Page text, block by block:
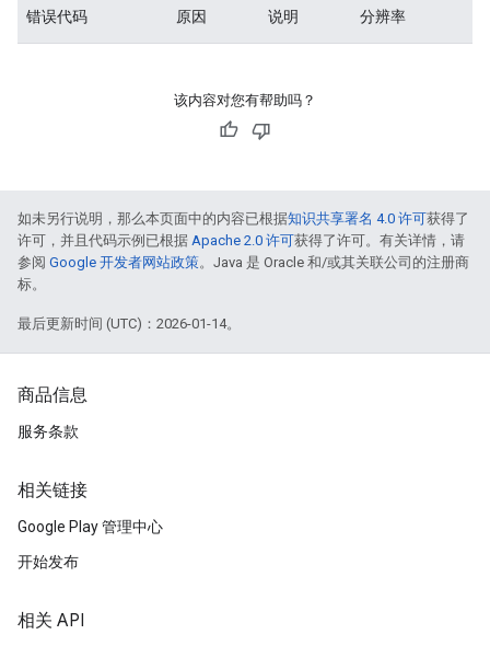
错误代码 原因 说明 分辨率
该内容对您有帮助吗？
如未另行说明，那么本页面中的内容已根据知识共享署名 4.0 许可获得了
许可，并且代码示例已根据 Apache 2.0 许可获得了许可。有关详情，请
参阅 Google 开发者网站政策。Java 是 Oracle 和/或其关联公司的注册商
标。
最后更新时间 (UTC)：2026-01-14。
商品信息
服务条款
相关链接
Google Play 管理中心
开始发布
相关 API